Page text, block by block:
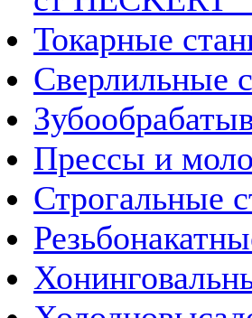
Токарные
Сверлильные
Прессы и
Строгальные